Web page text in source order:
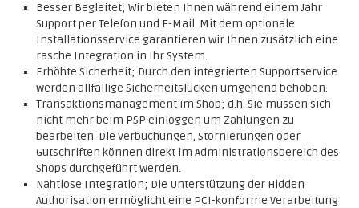
Besser Begleitet; Wir bieten Ihnen während einem Jahr
Support per Telefon und E-Mail. Mit dem optionale
Installationsservice garantieren wir Ihnen zusätzlich eine
rasche Integration in Ihr System.
Erhöhte Sicherheit; Durch den integrierten Supportservice
werden allfällige Sicherheitslücken umgehend behoben.
Transaktionsmanagement im Shop; d.h. Sie müssen sich
nicht mehr beim PSP einloggen um Zahlungen zu
bearbeiten. Die Verbuchungen, Stornierungen oder
Gutschriften können direkt im Administrationsbereich des
Shops durchgeführt werden.
Nahtlose Integration; Die Unterstützung der Hidden
Authorisation ermöglicht eine PCI-konforme Verarbeitung